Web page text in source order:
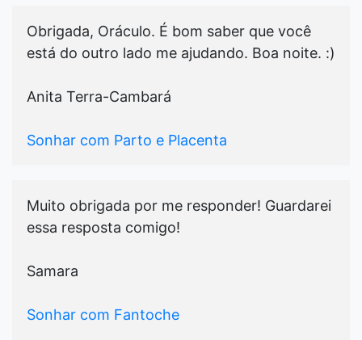
Obrigada, Oráculo. É bom saber que você
está do outro lado me ajudando. Boa noite. :)
Anita Terra-Cambará
Sonhar com Parto e Placenta
Muito obrigada por me responder! Guardarei
essa resposta comigo!
Samara
Sonhar com Fantoche